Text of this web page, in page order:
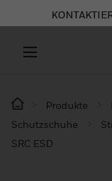
Produkte
Schutzschuhe
SRC ESD